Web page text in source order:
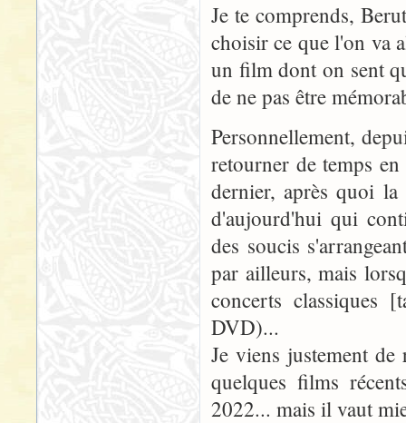
Je te comprends,
choisir ce que l'on va
un film dont on sent
de ne pas être
Personnellement,
retourner de temps
dernier, après quoi
d'aujourd'hui qui
des soucis
par ailleurs, mais
concerts classiques
DVD)...
Je viens justement
quelques films
2022... mais il vaut